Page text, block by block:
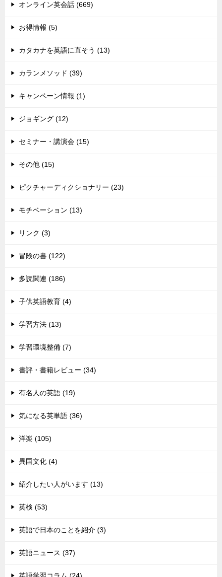
オンライン英会話 (669)
お得情報 (5)
カタカナを英語に直そう (13)
カランメソッド (39)
キャンペーン情報 (1)
ジョギング (12)
セミナー・講演会 (15)
その他 (15)
ピクチャーディクショナリー (23)
モチベーション (13)
リンク (3)
冒険の書 (122)
多読関連 (186)
子供英語教育 (4)
学習方法 (13)
学習環境整備 (7)
書評・書籍レビュー (34)
有名人の英語 (19)
気になる英単語 (36)
洋楽 (105)
異国文化 (4)
紹介したい人がいます (13)
英検 (53)
英語で日本のことを紹介 (3)
英語ニュース (37)